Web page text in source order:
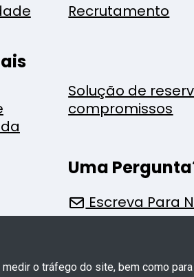
Recrutamento
Solução de
compromissos
Uma
Escreva Para
o tráfego do site, bem como